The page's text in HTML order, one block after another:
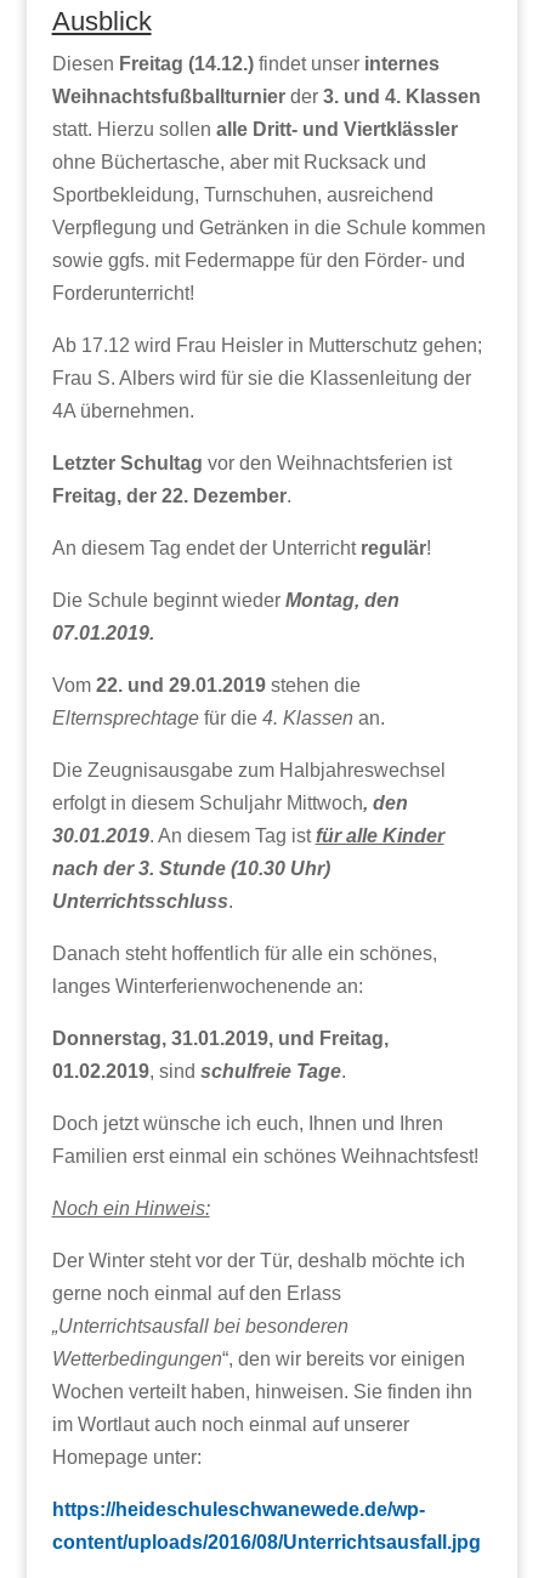
Ausblick
Diesen Freitag (14.12.)findet unserinternes
Weihnachtsfußballturnierder 3. und 4. Klassen
statt. Hierzu sollen alle Dritt- und Viertklässler
ohne Büchertasche, aber mit Rucksack und
Sportbekleidung, Turnschuhen, ausreichend
Verpflegung und Getränken in die Schule kommen
sowie ggfs. mit Federmappe für den Förder- und
Forderunterricht!
Ab 17.12 wird Frau Heisler in Mutterschutz gehen;
Frau S. Albers wird für sie die Klassenleitung der
4A übernehmen.
Letzter Schultag vor den Weihnachtsferien ist
Freitag, der 22. Dezember.
An diesem Tag endet der Unterrichtregulär!
Die Schule beginnt wieder Montag, den
07.01.2019.
Vom 22. und 29.01.2019stehen die
Elternsprechtagefür die 4. Klassen an.
Die Zeugnisausgabe zum Halbjahreswechsel
erfolgt in diesem Schuljahr Mittwoch, den
30.01.2019. An diesem Tag istfür alle Kinder
nach der 3. Stunde (10.30 Uhr)
Unterrichtsschluss.
Danach steht hoffentlich für alle ein schönes,
langes Winterferienwochenende an:
Donnerstag, 31.01.2019, und Freitag,
01.02.2019, sind schulfreie Tage.
Doch jetzt wünsche ich euch, Ihnen und Ihren
Familien erst einmal ein schönes Weihnachtsfest!
Noch ein Hinweis:
Der Winter steht vor der Tür, deshalb möchte ich
gerne noch einmal auf den Erlass
„Unterrichtsausfall bei besonderen
Wetterbedingungen“, den wir bereits vor einigen
Wochen verteilt haben, hinweisen. Sie finden ihn
im Wortlaut auch noch einmal auf unserer
Homepage unter:
https://heideschuleschwanewede.de/wp-
content/uploads/2016/08/Unterrichtsausfall.jpg